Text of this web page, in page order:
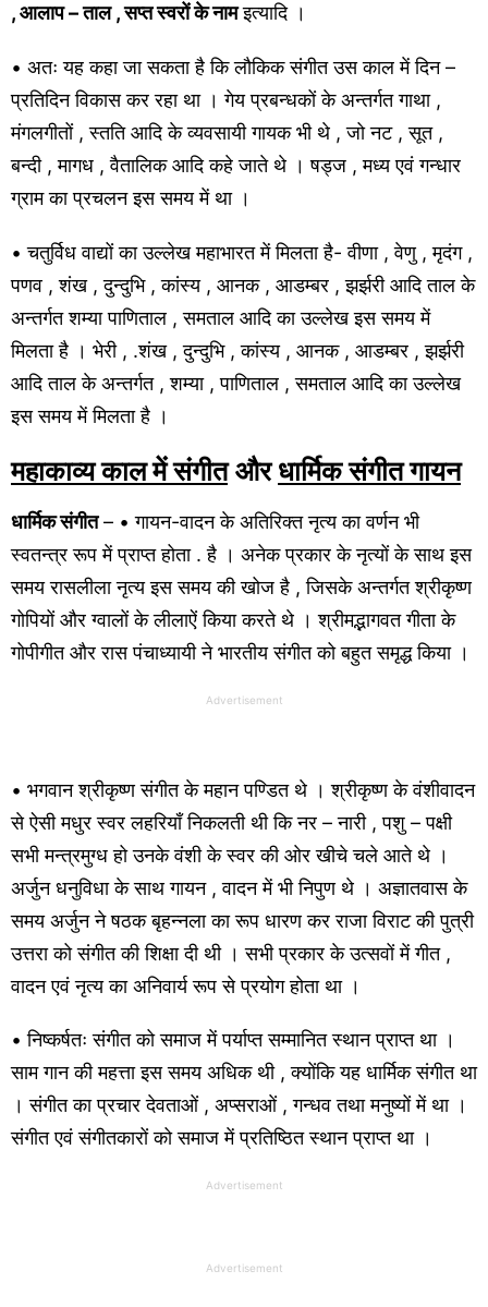
, आलाप – ताल , सप्त स्वरों के नामइत्यादि ।
• अतः यह कहा जा सकता है कि लौकिक संगीत उस काल में दिन –
प्रतिदिन विकास कर रहा था । गेय प्रबन्धकों के अन्तर्गत गाथा ,
मंगलगीतों , स्तति आदि के व्यवसायी गायक भी थे , जो नट , सूत ,
बन्दी , मागध , वैतालिक आदि कहे जाते थे । षड्ज , मध्य एवं गन्धार
ग्राम का प्रचलन इस समय में था ।
• चतुर्विध वाद्यों का उल्लेख महाभारत में मिलता है- वीणा , वेणु , मृदंग ,
पणव , शंख , दुन्दुभि , कांस्य , आनक , आडम्बर , झर्झरी आदि ताल के
अन्तर्गत शम्या पाणिताल , समताल आदि का उल्लेख इस समय में
मिलता है । भेरी , .शंख , दुन्दुभि , कांस्य , आनक , आडम्बर , झर्झरी
आदि ताल के अन्तर्गत , शम्या , पाणिताल , समताल आदि का उल्लेख
इस समय में मिलता है ।
महाकाव्य काल में संगीत औरधार्मिक संगीत गायन
धार्मिक संगीत– • गायन-वादन के अतिरिक्त नृत्य का वर्णन भी
स्वतन्त्र रूप में प्राप्त होता . है । अनेक प्रकार के नृत्यों के साथ इस
समय रासलीला नृत्य इस समय की खोज है , जिसके अन्तर्गत श्रीकृष्ण
गोपियों और ग्वालों के लीलाऐं किया करते थे । श्रीमद्भागवत गीता के
गोपीगीत और रास पंचाध्यायी ने भारतीय संगीत को बहुत समृद्ध किया ।
Advertisement
• भगवान श्रीकृष्ण संगीत के महान पण्डित थे । श्रीकृष्ण के वंशीवादन
से ऐसी मधुर स्वर लहरियाँ निकलती थी कि नर – नारी , पशु – पक्षी
सभी मन्त्रमुग्ध हो उनके वंशी के स्वर की ओर खीचे चले आते थे ।
अर्जुन धनुविधा के साथ गायन , वादन में भी निपुण थे । अज्ञातवास के
समय अर्जुन ने षठक बृहन्नला का रूप धारण कर राजा विराट की पुत्री
उत्तरा को संगीत की शिक्षा दी थी । सभी प्रकार के उत्सवों में गीत ,
वादन एवं नृत्य का अनिवार्य रूप से प्रयोग होता था ।
• निष्कर्षतः संगीत को समाज में पर्याप्त सम्मानित स्थान प्राप्त था ।
साम गान की महत्ता इस समय अधिक थी , क्योंकि यह धार्मिक संगीत था
। संगीत का प्रचार देवताओं , अप्सराओं , गन्धव तथा मनुष्यों में था ।
संगीत एवं संगीतकारों को समाज में प्रतिष्ठित स्थान प्राप्त था ।
Advertisement
Advertisement